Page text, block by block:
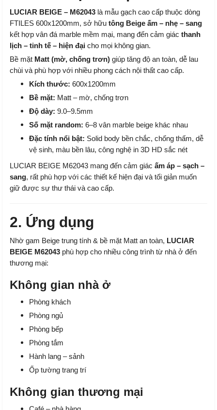
LUCIAR BEIGE – M62043 là mẫu gạch cao cấp thuộc dòng
FTILES 600x1200mm, sở hữu tông Beige ấm – nhẹ – sang
kết hợp vân đá marble mềm mại, mang đến cảm giác thanh
lịch – tinh tế – hiện đại cho mọi không gian.
Bề mặt Matt (mờ, chống trơn) giúp tăng độ an toàn, dễ lau
chùi và phù hợp với nhiều phong cách nội thất cao cấp.
Kích thước: 600x1200mm
Bề mặt: Matt – mờ, chống trơn
Độ dày: 9.0–9.5mm
Số mặt random: 6–8 vân marble beige khác nhau
Đặc tính nổi bật: Solid body bền chắc, chống thấm, dễ
vệ sinh, màu bền lâu, công nghệ in 3D HD sắc nét
LUCIAR BEIGE M62043 mang đến cảm giác ấm áp – sạch –
sang, rất phù hợp với các thiết kế hiện đại và tối giản muốn
giữ được sự thư thái và cao cấp.
2. Ứng dụng
Nhờ gam Beige trung tính & bề mặt Matt an toàn, LUCIAR
BEIGE M62043 phù hợp cho nhiều công trình từ nhà ở đến
thương mại:
Không gian nhà ở
Phòng khách
Phòng ngủ
Phòng bếp
Phòng tắm
Hành lang – sảnh
Ốp tường trang trí
Không gian thương mại